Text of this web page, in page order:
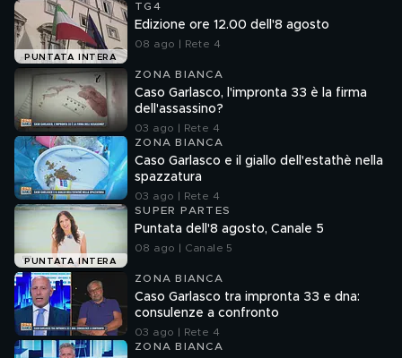
PUNTATA INTERA
TG4
Edizione ore 12.00 dell'8 agosto
08 ago | Rete 4
ZONA BIANCA
Caso Garlasco, l'impronta 33 è la firma
dell'assassino?
03 ago | Rete 4
ZONA BIANCA
Caso Garlasco e il giallo dell'estathè nella
spazzatura
03 ago | Rete 4
PUNTATA INTERA
SUPER PARTES
Puntata dell'8 agosto, Canale 5
08 ago | Canale 5
ZONA BIANCA
Caso Garlasco tra impronta 33 e dna:
consulenze a confronto
03 ago | Rete 4
ZONA BIANCA